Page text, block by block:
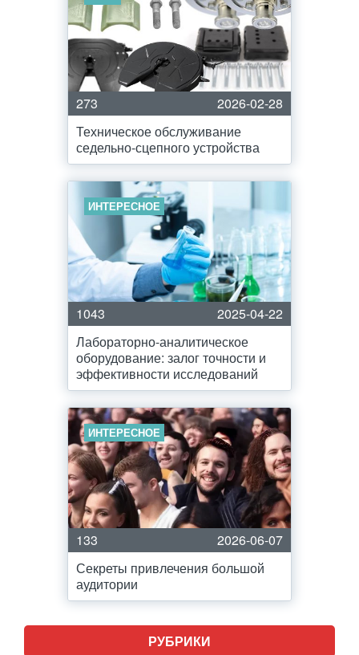
273
2026-02-28
Техническое обслуживание
седельно-сцепного устройства
ИНТЕРЕСНОЕ
1043
2025-04-22
Лабораторно-аналитическое
оборудование: залог точности и
эффективности исследований
ИНТЕРЕСНОЕ
133
2026-06-07
Секреты привлечения большой
аудитории
РУБРИКИ